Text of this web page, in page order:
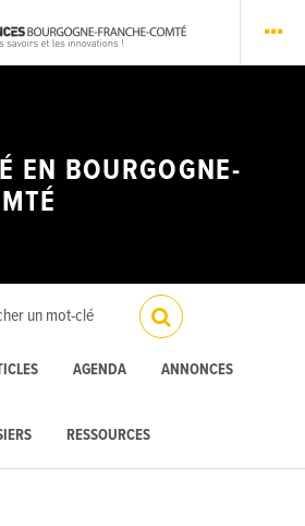
EN BOURGOGNE-
AGENDA ANNONCES
RESSOURCES